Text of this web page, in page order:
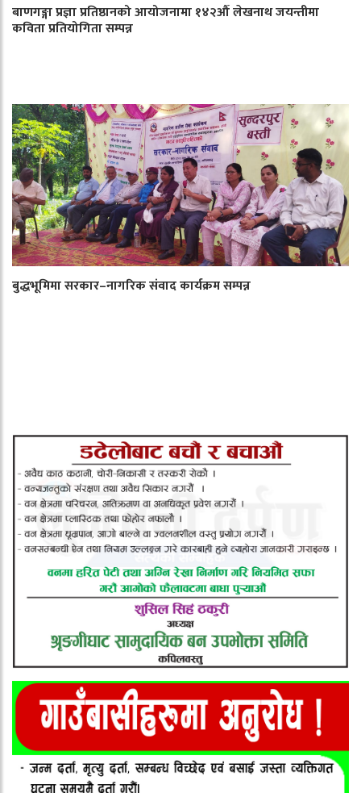
बाणगङ्गा प्रज्ञा प्रतिष्ठानको आयोजनामा १४२औँ लेखनाथ जयन्तीमा
कविता प्रतियोगिता सम्पन्न
बुद्धभूमिमा सरकार–नागरिक संवाद कार्यक्रम सम्पन्न